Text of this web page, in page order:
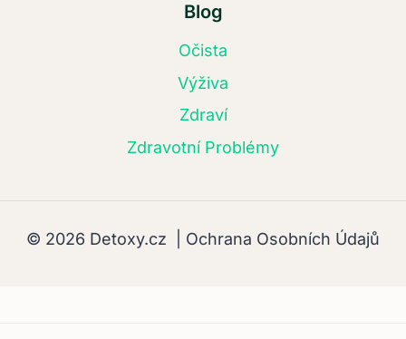
Blog
Očista
Výživa
Zdraví
Zdravotní Problémy
© 2026 Detoxy.cz | Ochrana Osobních Údajů